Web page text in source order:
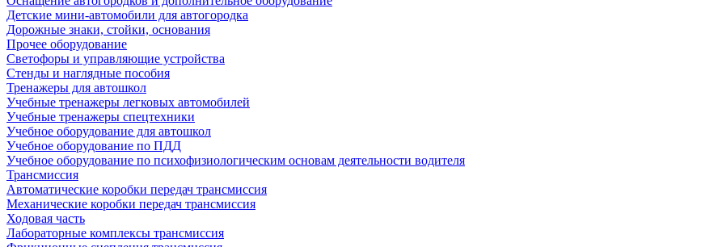
Детские мини-автомобили для автогородка
Дорожные знаки, стойки, основания
Прочее оборудование
Светофоры и управляющие устройства
Стенды и наглядные пособия
Тренажеры для автошкол
Учебные тренажеры легковых автомобилей
Учебные тренажеры спецтехники
Учебное оборудование для автошкол
Учебное оборудование по ПДД
Учебное оборудование по психофизиологическим основам деятельности водителя
Трансмиссия
Автоматические коробки передач трансмиссия
Механические коробки передач трансмиссия
Ходовая часть
Лабораторные комплексы трансмиссия